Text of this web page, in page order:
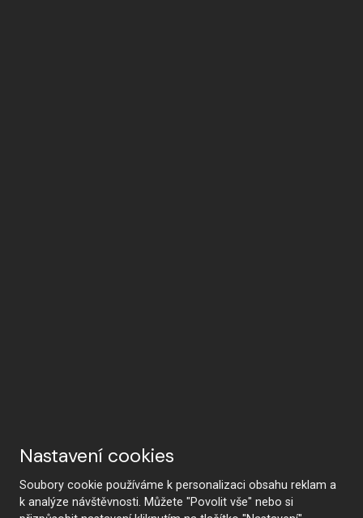
Nastavení cookies
Soubory cookie používáme k personalizaci obsahu reklam a
k analýze návštěvnosti. Můžete "Povolit vše" nebo si